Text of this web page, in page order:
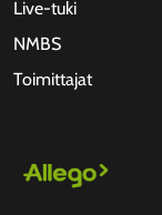
Live-tuki
NMBS
Toimittajat